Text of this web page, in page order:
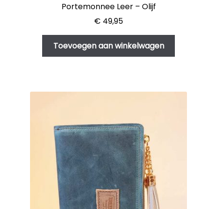
Portemonnee Leer – Olijf
€ 49,95
Toevoegen aan winkelwagen